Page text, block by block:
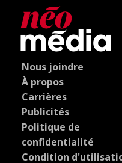
Nous joindre
À propos
Carrières
Publicités
Politique de
confidentialité
Condition